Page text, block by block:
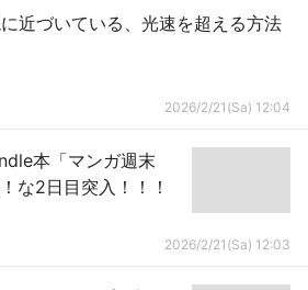
近づいている、光速を超える方法
2026/2/21(Sa) 12:04
本「マンガ週末
な2日目突入！！！
2026/2/21(Sa) 12:03